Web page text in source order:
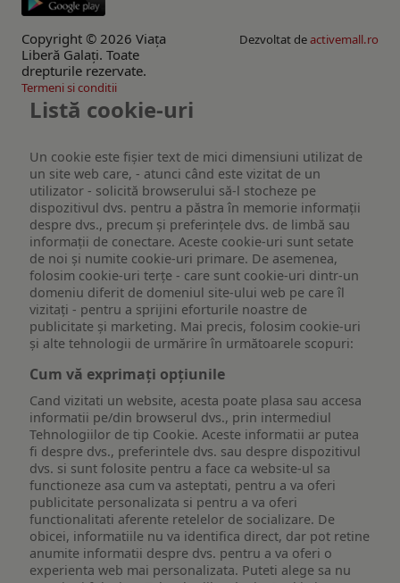
Copyright © 2026 Viaţa
Liberă Galaţi. Toate
drepturile rezervate.
Dezvoltat deactivemall.ro
Termeni si conditii
Listă cookie-uri
Un cookie este fişier text de mici dimensiuni utilizat de
un site web care, - atunci când este vizitat de un
utilizator - solicită browserului să-l stocheze pe
dispozitivul dvs. pentru a păstra în memorie informații
despre dvs., precum și preferințele dvs. de limbă sau
informații de conectare. Aceste cookie-uri sunt setate
de noi și numite cookie-uri primare. De asemenea,
folosim cookie-uri terțe - care sunt cookie-uri dintr-un
domeniu diferit de domeniul site-ului web pe care îl
vizitați - pentru a sprijini eforturile noastre de
publicitate și marketing. Mai precis, folosim cookie-uri
și alte tehnologii de urmărire în următoarele scopuri:
Cum vă exprimați opțiunile
Cand vizitati un website, acesta poate plasa sau accesa
informatii pe/din browserul dvs., prin intermediul
Tehnologiilor de tip Cookie. Aceste informatii ar putea
fi despre dvs., preferintele dvs. sau despre dispozitivul
dvs. si sunt folosite pentru a face ca website-ul sa
functioneze asa cum va asteptati, pentru a va oferi
publicitate personalizata si pentru a va oferi
functionalitati aferente retelelor de socializare. De
obicei, informatiile nu va identifica direct, dar pot retine
anumite informatii despre dvs. pentru a va oferi o
experienta web mai personalizata. Puteti alege sa nu